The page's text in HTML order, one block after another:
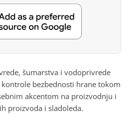
šumarstva i vodoprivrede
bezbednosti hrane tokom
akcentom na proizvodnju i
proizvoda i sladoleda.